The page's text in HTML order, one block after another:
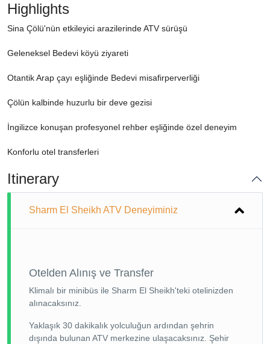
Highlights
Sina Çölü'nün etkileyici arazilerinde ATV sürüşü
Geleneksel Bedevi köyü ziyareti
Otantik Arap çayı eşliğinde Bedevi misafirperverliği
Çölün kalbinde huzurlu bir deve gezisi
İngilizce konuşan profesyonel rehber eşliğinde özel deneyim
Konforlu otel transferleri
Itinerary
Sharm El Sheikh ATV Deneyiminiz
Otelden Alınış ve Transfer
Klimalı bir minibüs ile Sharm El Sheikh'teki otelinizden
alınacaksınız.
Yaklaşık 30 dakikalık yolculuğun ardından şehrin
dışında bulunan ATV merkezine ulaşacaksınız. Şehir